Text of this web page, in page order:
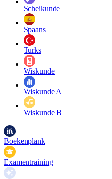
Scheikunde
Spaans
Turks
Wiskunde
Wiskunde A
Wiskunde B
Boekenplank
Examentraining